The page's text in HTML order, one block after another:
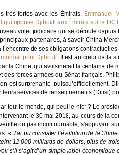
très fortes avec les Émirats, Emmanuel
qui oppose Djibouti aux Émirats sur le DCT
volet judiciaire qui se déroule
partenaires, à savoir China
l’encontre de ses obligations
pour Djibouti. Il est au cœur de la
la Chine, qui avoisinerait la centaine de
des forces armées du Sénat français,
est surprenante, puisqu’officiellement,
leurs services de renseignements (Dirisi)
tout le monde, qui peut le nier ? Le
le 30 mai 2018, au cours de la
ou pas incontournable, s’appuyant
«J’ai pu constater l’évolution de la
12 000 milliards de dollars, plus de
s’il s’agit d’un simple label